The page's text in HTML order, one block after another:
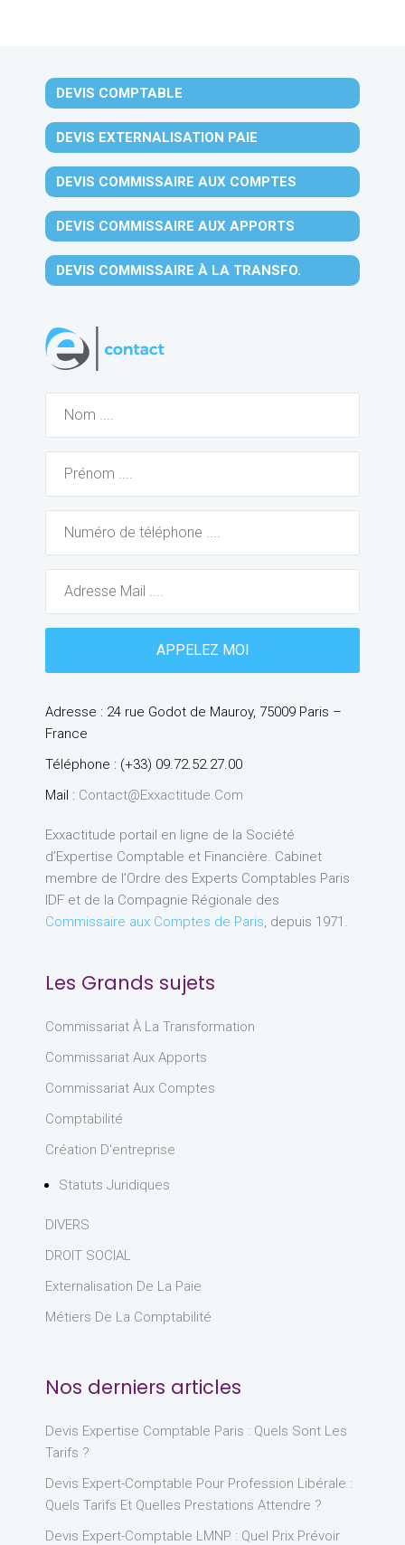
DEVIS COMPTABLE
DEVIS EXTERNALISATION PAIE
DEVIS COMMISSAIRE AUX COMPTES
DEVIS COMMISSAIRE AUX APPORTS
DEVIS COMMISSAIRE À LA TRANSFO.
Adresse : 24 rue Godot de Mauroy, 75009 Paris –
France
Téléphone : (+33) 09.72.52.27.00
Mail : Contact@exxactitude.com
Exxactitude portail en ligne de la Société
d’Expertise Comptable et Financière. Cabinet
membre de l’Ordre des Experts Comptables Paris
IDF et de la Compagnie Régionale des
Commissaire aux Comptes de Paris, depuis 1971.
Les Grands sujets
Commissariat À La Transformation
Commissariat Aux Apports
Commissariat Aux Comptes
Comptabilité
Création D'entreprise
Statuts Juridiques
DIVERS
DROIT SOCIAL
Externalisation De La Paie
Métiers De La Comptabilité
Nos derniers articles
Devis Expertise Comptable Paris : Quels Sont Les
Tarifs ?
Devis Expert-Comptable Pour Profession Libérale :
Quels Tarifs Et Quelles Prestations Attendre ?
Devis Expert-Comptable LMNP : Quel Prix Prévoir